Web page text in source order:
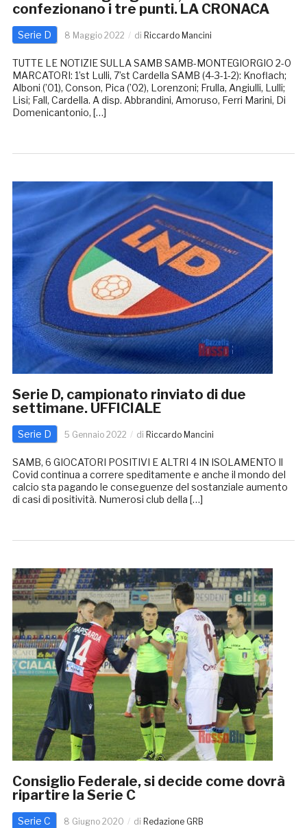
confezionano i tre punti. LA CRONACA
Serie D 8 Maggio 2022 di Riccardo Mancini
TUTTE LE NOTIZIE SULLA SAMB SAMB-MONTEGIORGIO 2-0
MARCATORI: 1’st Lulli, 7’st Cardella SAMB (4-3-1-2): Knoflach;
Alboni (’01), Conson, Pica (’02), Lorenzoni; Frulla, Angiulli, Lulli;
Lisi; Fall, Cardella. A disp. Abbrandini, Amoruso, Ferri Marini, Di
Domenicantonio, […]
Serie D, campionato rinviato di due
settimane. UFFICIALE
Serie D 5 Gennaio 2022 di Riccardo Mancini
SAMB, 6 GIOCATORI POSITIVI E ALTRI 4 IN ISOLAMENTO Il
Covid continua a correre speditamente e anche il mondo del
calcio sta pagando le conseguenze del sostanziale aumento
di casi di positività. Numerosi club della […]
Consiglio Federale, si decide come dovrà
ripartire la Serie C
Serie C 8 Giugno 2020 di Redazione GRB